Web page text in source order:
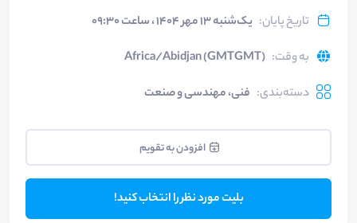
تاریخ پایان: یک‌شنبه ۱۳ مهر ۱۴۰۴ ، ساعت ۰۹:۳۰
به وقت:
Africa/Abidjan (GMTGMT)
دسته‌بندی: فنی، مهندسی و صنعت
افزودن به تقویم
بلیت مورد نظر را انتخاب کنید!